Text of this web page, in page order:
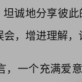
坦诚地分享彼
，增进理解，
一个充满爱